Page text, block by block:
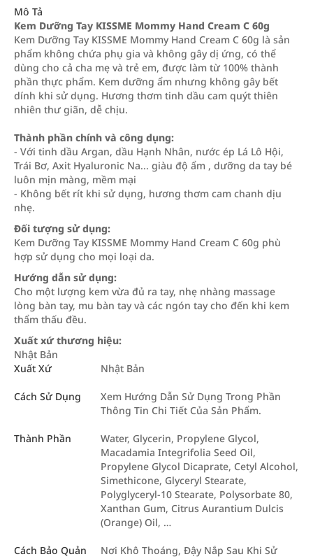
Mô Tả
Kem Dưỡng Tay KISSME Mommy Hand Cream C 60g
Kem Dưỡng Tay KISSME Mommy Hand Cream C 60g là sản
phẩm không chứa phụ gia và không gây dị ứng, có thể
dùng cho cả cha mẹ và trẻ em, được làm từ 100% thành
phần thực phẩm. Kem dưỡng ẩm nhưng không gây bết
dính khi sử dụng. Hương thơm tinh dầu cam quýt thiên
nhiên thư giãn, dễ chịu.
Thành phần chính và công dụng:
- Với tinh dầu Argan, dầu Hạnh Nhân, nước ép Lá Lô Hội,
Trái Bơ, Axit Hyaluronic Na... giàu độ ẩm , dưỡng da tay bé
luôn mịn màng, mềm mại
- Không bết rít khi sử dụng, hương thơm cam chanh dịu
nhẹ.
Đối tượng sử dụng:
Kem Dưỡng Tay KISSME Mommy Hand Cream C 60g phù
hợp sử dụng cho mọi loại da.
Hướng dẫn sử dụng:
Cho một lượng kem vừa đủ ra tay, nhẹ nhàng massage
lòng bàn tay, mu bàn tay và các ngón tay cho đến khi kem
thẩm thấu đều.
Xuất xứ thương hiệu:
Nhật Bản
Xuất Xứ
Nhật Bản
Cách Sử Dụng
Xem Hướng Dẫn Sử Dụng Trong Phần
Thông Tin Chi Tiết Của Sản Phẩm.
Thành Phần
Water, Glycerin, Propylene Glycol,
Macadamia Integrifolia Seed Oil,
Propylene Glycol Dicaprate, Cetyl Alcohol,
Simethicone, Glyceryl Stearate,
Polyglyceryl-10 Stearate, Polysorbate 80,
Xanthan Gum, Citrus Aurantium Dulcis
(Orange) Oil, …
Cách Bảo Quản
Nơi Khô Thoáng, Đậy Nắp Sau Khi Sử